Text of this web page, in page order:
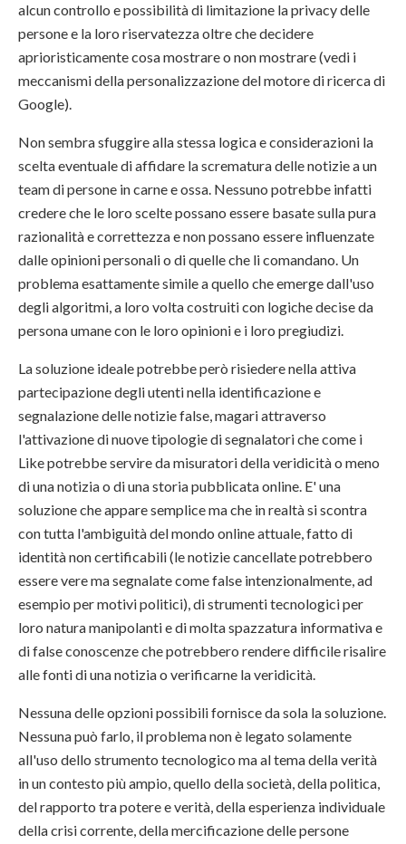
alcun controllo e possibilità di limitazione la privacy delle
persone e la loro riservatezza oltre che decidere
aprioristicamente cosa mostrare o non mostrare (vedi i
meccanismi della personalizzazione del motore di ricerca di
Google).
Non sembra sfuggire alla stessa logica e considerazioni la
scelta eventuale di affidare la scrematura delle notizie a un
team di persone in carne e ossa. Nessuno potrebbe infatti
credere che le loro scelte possano essere basate sulla pura
razionalità e correttezza e non possano essere influenzate
dalle opinioni personali o di quelle che li comandano. Un
problema esattamente simile a quello che emerge dall'uso
degli algoritmi, a loro volta costruiti con logiche decise da
persona umane con le loro opinioni e i loro pregiudizi.
La soluzione ideale potrebbe però risiedere nella attiva
partecipazione degli utenti nella identificazione e
segnalazione delle notizie false, magari attraverso
l'attivazione di nuove tipologie di segnalatori che come i
Like potrebbe servire da misuratori della veridicità o meno
di una notizia o di una storia pubblicata online. E' una
soluzione che appare semplice ma che in realtà si scontra
con tutta l'ambiguità del mondo online attuale, fatto di
identità non certificabili (le notizie cancellate potrebbero
essere vere ma segnalate come false intenzionalmente, ad
esempio per motivi politici), di strumenti tecnologici per
loro natura manipolanti e di molta spazzatura informativa e
di false conoscenze che potrebbero rendere difficile risalire
alle fonti di una notizia o verificarne la veridicità.
Nessuna delle opzioni possibili fornisce da sola la soluzione.
Nessuna può farlo, il problema non è legato solamente
all'uso dello strumento tecnologico ma al tema della verità
in un contesto più ampio, quello della società, della politica,
del rapporto tra potere e verità, della esperienza individuale
della crisi corrente, della mercificazione delle persone